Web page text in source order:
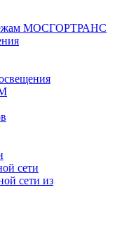
МОСГОРТРАНС
сети
сети из